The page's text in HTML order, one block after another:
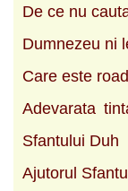
De ce nu
Dumnezeu ni
Care este
Adevarata
Sfantului Duh
Ajutorul